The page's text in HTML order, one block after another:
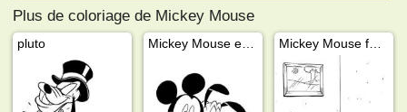
Plus de coloriage de Mickey Mouse
pluto